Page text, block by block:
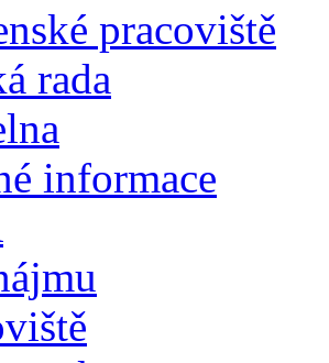
pracoviště
rada
informace